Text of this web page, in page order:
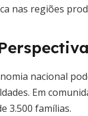
nas regiões
nacional
Em
3.500 famílias.